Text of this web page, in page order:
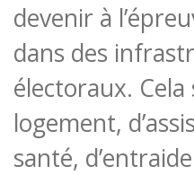
devenir à
dans des
électoraux.
logement,
santé,